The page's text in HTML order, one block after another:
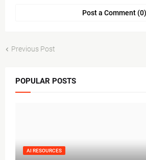
Post a Comment (0)
Previous Post
POPULAR POSTS
AI RESOURCES